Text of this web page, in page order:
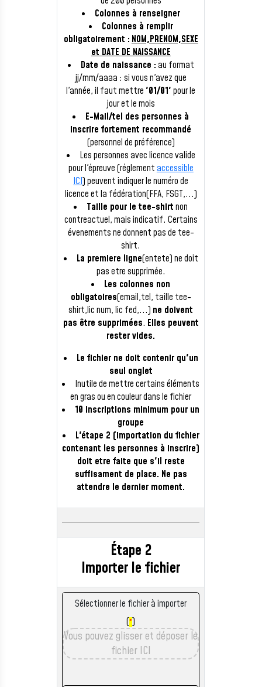
Colonnes à renseigner
Colonnes à remplir
obligatoirement : NOM,PRENOM,SEXE
et DATE DE NAISSANCE
Date de naissance :au format
jj/mm/aaaa : si vous n'avez que
l'année, il faut mettre '01/01'pour le
jour et le mois
E-Mail/tel des personnes à
inscrire fortement recommandé
(personnel de préférence)
Les personnes avec licence valide
pour l'épreuve (réglementaccessible
ICI) peuvent indiquer le numéro de
licence et la fédération(FFA, FSGT,...)
Taille pour le tee-shirtnon
contreactuel, mais indicatif. Certains
évenements ne donnent pas de tee-
shirt.
La premiere ligne(entete) ne doit
pas etre supprimée.
Les colonnes non
obligatoires(email,tel, taille tee-
shirt,lic num, lic fed,...) ne doivent
pas être supprimées. Elles peuvent
rester vides.
Le fichier ne doit contenir qu'un
seul onglet
Inutile de mettre certains éléments
en gras ou en couleur dans le fichier
10 inscriptions minimum pour un
groupe
L'étape 2 (importation du fichier
contenant les personnes à inscrire)
doit etre faite que s'il reste
suffisament de place. Ne pas
attendre le dernier moment.
Étape 2
Importer le fichier
Sélectionner le fichier à importer
(*)
Vous pouvez glisser et déposer le
fichier ICI